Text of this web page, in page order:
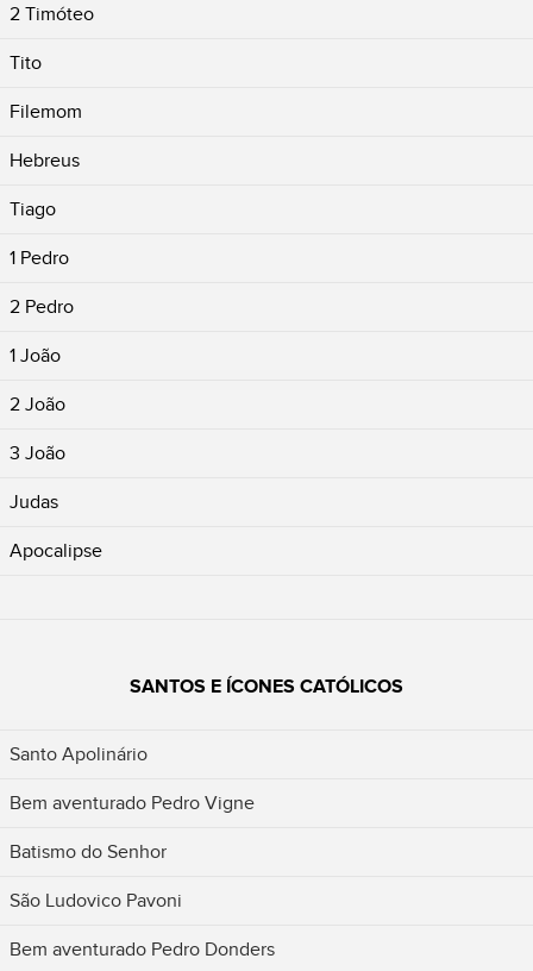
2 Timóteo
Tito
Filemom
Hebreus
Tiago
1 Pedro
2 Pedro
1 João
2 João
3 João
Judas
Apocalipse
SANTOS E ÍCONES CATÓLICOS
Santo Apolinário
Bem aventurado Pedro Vigne
Batismo do Senhor
São Ludovico Pavoni
Bem aventurado Pedro Donders